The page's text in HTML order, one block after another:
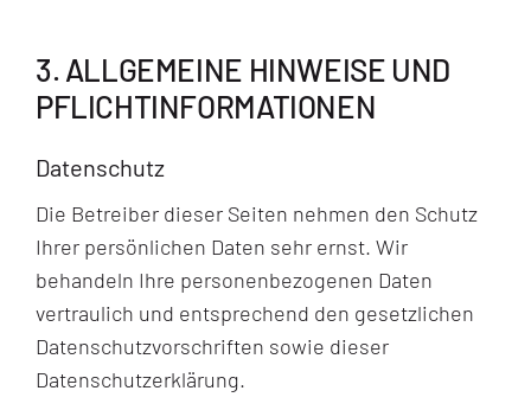
3. ALLGEMEINE HINWEISE UND
PFLICHT­INFORMATIONEN
Datenschutz
Die Betreiber dieser Seiten nehmen den Schutz
Ihrer persönlichen Daten sehr ernst. Wir
behandeln Ihre personenbezogenen Daten
vertraulich und entsprechend den gesetzlichen
Datenschutzvorschriften sowie dieser
Datenschutzerklärung.